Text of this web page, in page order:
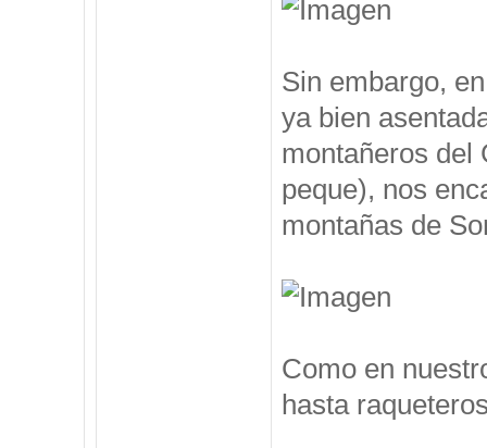
Sin embargo,
ya bien
montañeros del
peque), nos
montañas de
Como en
hasta